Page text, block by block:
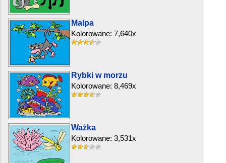
Malpa
Kolorowane: 7,640x
Rybki w morzu
Kolorowane: 8,469x
Ważka
Kolorowane: 3,531x